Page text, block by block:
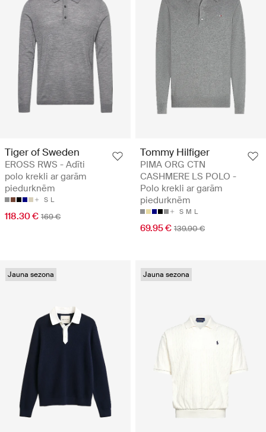
Tiger of Sweden
EROSS RWS - Adīti
polo krekli ar garām
piedurknēm
S L
118.30 € 169 €
Tommy Hilfiger
PIMA ORG CTN
CASHMERE LS POLO -
Polo krekli ar garām
piedurknēm
S M L
69.95 € 139.90 €
Jauna sezona Jauna sezona